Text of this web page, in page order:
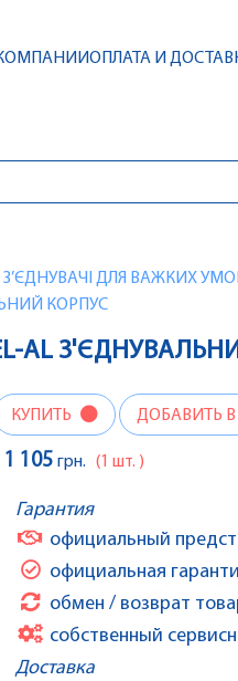
ОПЛАТА И
З’ЄДНУВАЧІ ДЛЯ ВАЖКИХ УМОВ
КОРПУС
AL
КУПИТЬ ДОБАВИТЬ
1 105 грн. (1 шт. )
Гарантия
официальный
официальная
обмен / возврат
собственный
Доставка